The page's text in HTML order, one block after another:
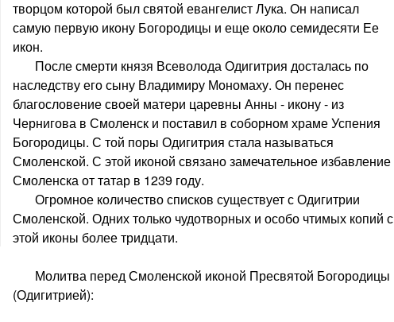
творцом которой был святой евангелист Лука. Он написал
самую первую икону Богородицы и еще около семидесяти Ее
икон.
После смерти князя Всеволода Одигитрия досталась по
наследству его сыну Владимиру Мономаху. Он перенес
благословение своей матери царевны Анны - икону - из
Чернигова в Смоленск и поставил в соборном храме Успения
Богородицы. С той поры Одигитрия стала называться
Смоленской. С этой иконой связано замечательное избавление
Смоленска от татар в 1239 году.
Огромное количество списков существует с Одигитрии
Смоленской. Одних только чудотворных и особо чтимых копий с
этой иконы более тридцати.
Молитва перед Смоленской иконой Пресвятой Богородицы
(Одигитрией):